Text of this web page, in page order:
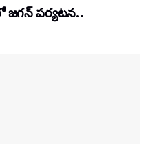
జగన్ పర్యటన..